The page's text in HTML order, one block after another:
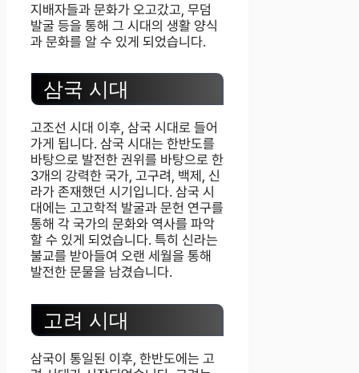
지배자들과 문화가 오고갔고, 무덤
발굴 등을 통해 그 시대의 생활 양식
과 문화를 알 수 있게 되었습니다.
삼국 시대
고조선 시대 이후, 삼국 시대로 들어
가게 됩니다. 삼국 시대는 한반도를
바탕으로 발전한 권위를 바탕으로 한
3개의 강력한 국가, 고구려, 백제, 신
라가 존재했던 시기입니다. 삼국 시
대에는 고고학적 발굴과 문헌 연구를
통해 각 국가의 문화와 역사를 파악
할 수 있게 되었습니다. 특히 신라는
불교를 받아들여 오랜 세월을 통해
발전한 문물을 남겼습니다.
고려 시대
삼국이 통일된 이후, 한반도에는 고